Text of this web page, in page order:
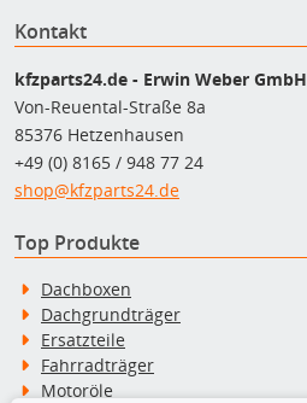
Kontakt
kfzparts24.de - Erwin Weber GmbH
Von-Reuental-Straße 8a
85376 Hetzenhausen
+49 (0) 8165 / 948 77 24
shop@kfzparts24.de
Top Produkte
Dachboxen
Dachgrundträger
Ersatzteile
Fahrradträger
Motoröle